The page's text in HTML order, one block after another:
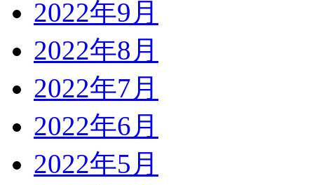
2022年9月
2022年8月
2022年7月
2022年6月
2022年5月